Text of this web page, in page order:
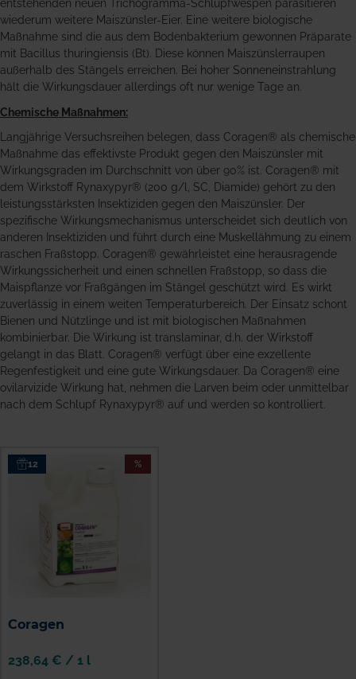
entstehenden neuen Trichogramma-Schlupfwespen parasitieren
wiederum weitere Maiszünsler-Eier. Eine weitere biologische
Maßnahme sind die aus dem Bodenbakterium gewonnen Präparate
mit Bacillus thuringiensis (Bt). Diese können Maiszünslerraupen
außerhalb des Stängels erreichen. Bei hoher Sonneneinstrahlung
hält die Wirkungsdauer allerdings oft nur wenige Tage an.
Chemische Maßnahmen:
Langjährige Versuchsreihen belegen, dass Coragen® als chemische
Maßnahme das effektivste Produkt gegen den Maiszünsler mit
Wirkungsgraden im Durchschnitt von über 90% ist. Coragen® mit
dem Wirkstoff Rynaxypyr® (200 g/l, SC, Diamide) gehört zu den
leistungsstärksten Insektiziden gegen den Maiszünsler. Der
spezifische Wirkungsmechanismus unterscheidet sich deutlich von
anderen Insektiziden und führt durch eine Muskellähmung zu einem
raschen Fraßstopp. Coragen® gewährleistet eine herausragende
Wirkungssicherheit und einen schnellen Fraßstopp, so dass die
Maispflanze vor Fraßgängen im Stängel geschützt wird. Es wirkt
zuverlässig in einem weiten Temperaturbereich. Der Einsatz schont
Bienen und Nützlinge und ist mit biologischen Maßnahmen
kombinierbar. Die Wirkung ist translaminar, d.h. der Wirkstoff
gelangt in das Blatt. Coragen® verfügt über eine exzellente
Regenfestigkeit und eine gute Wirkungsdauer. Da Coragen® eine
ovilarvizide Wirkung hat, nehmen die Larven beim oder unmittelbar
nach dem Schlupf Rynaxypyr® auf und werden so kontrolliert.
12 %
Coragen
238,64 € / 1 l